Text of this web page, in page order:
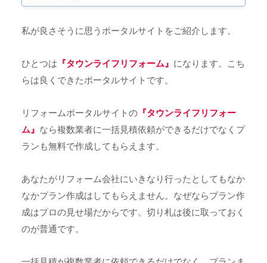
私が良さそうに思うポータルサイトをご紹介します。
ひとつは 『タウンライフリフォーム』 になります。こち
らは良くできたポータルサイトです。
リフォームポータルサイトの 『タウンライフリフォー
ム』 なら複数業者に一括見積依頼ができるだけでなくプ
ランも無料で作成してもらえます。
あなたがリフォーム会社にいきなり行ったとしてもなか
なかプラン作成はしてもらえません。なぜならプラン作
成はプロの見せ場だからです。切り札は後に取っておく
のが普通です。